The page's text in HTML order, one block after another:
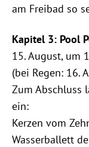
am Freibad so
Kapitel 3: Pool
15. August, um
(bei Regen: 16.
Zum Abschluss
ein:
Kerzen vom
Wasserballett